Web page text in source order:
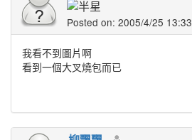
Posted on: 2005/4/25 13:33
我看不到圖片啊
看到一個大叉燒包而已